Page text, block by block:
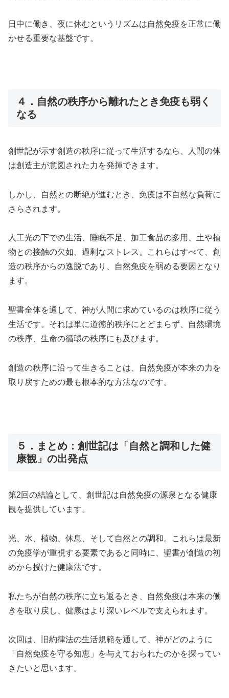
日中に働き、夜に休むというリズムは自然免疫を正常に働
かせる重要な基盤です。
４．自然の秩序から離れたとき免疫も弱く
なる
創世記が示す創造の秩序に従って生活するなら、人間の体
は創造主が意図された力を発揮できます。
しかし、自然との断絶が進むとき、免疫は不自然な負荷に
さらされます。
人工光の下での生活、睡眠不足、加工食品の多用、土や植
物との接触の欠如、過剰なストレス。これらはすべて、創
造の秩序からの逸脱であり、自然免疫を弱める要因となり
ます。
聖書全体を通して、神が人間に求めているのは秩序に従う
生活です。それは単に道徳的秩序にとどまらず、自然環境
の秩序、生命の循環の秩序にも及びます。
創造の秩序に沿って生きることは、自然免疫が本来の力を
取り戻すための最も根本的な方法なのです。
５．まとめ：創世記は「自然と調和した健
康観」の出発点
第2回の結論として、創世記は自然免疫の源泉となる健康
観を提供しています。
光、水、植物、休息、そして自然との調和。これらは最新
の免疫学が重視する要素であると同時に、聖書が創造の初
めから授けた健康法です。
私たちが自然の秩序に立ち返るとき、自然免疫は本来の働
きを取り戻し、健康はより深いレベルで支えられます。
次回は、旧約律法の生活規範を通して、神がどのように
「自然免疫を守る知恵」を与えておられたのかを探ってい
きたいと思います。